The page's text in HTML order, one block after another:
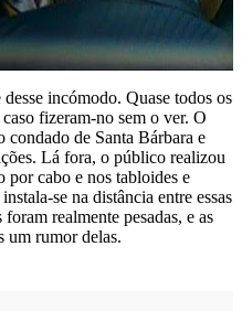
incómodo. Quase todos os
fizeram-no sem o ver. O
condado de Santa Bárbara e
Lá fora, o público realizou
por cabo e nos tabloides e
se na distância entre essas
realmente pesadas, e as
um rumor delas.